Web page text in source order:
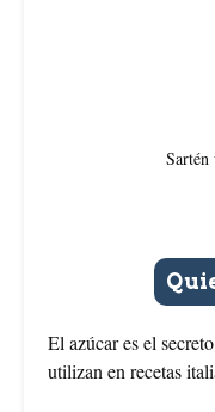
Sartén
El azúcar es el
utilizan en recetas